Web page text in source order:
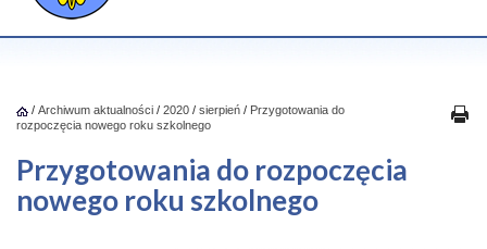
/ Archiwum aktualności / 2020 / sierpień / Przygotowania do
rozpoczęcia nowego roku szkolnego
Przygotowania do rozpoczęcia
nowego roku szkolnego